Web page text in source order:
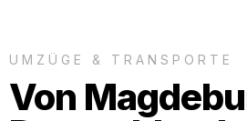
UMZÜGE & TRANSPORTE
Von